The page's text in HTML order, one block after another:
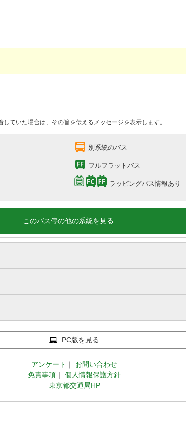
ていた場合は、その旨を伝えるメッセージを表示します。
別系統のバス
フルフラットバス
ラッピングバス情報あり
このバス停の他の系統を見る
PC版を見る
アンケート ｜
お問い合わせ
免責事項 ｜
個人情報保護方針
東京都交通局HP